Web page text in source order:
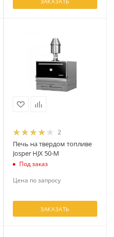
2
Печь на твердом топливе
Josper HJX 50-M
Под заказ
Цена по запросу
ЗАКАЗАТЬ